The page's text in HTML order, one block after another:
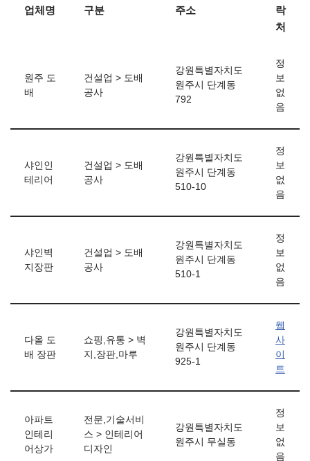
업체명 구분 주소
락
처
원주 도
배
건설업 > 도배
공사
강원특별자치도
원주시 단계동
792
정
보
없
음
샤인인
테리어
건설업 > 도배
공사
강원특별자치도
원주시 단계동
510-10
정
보
없
음
샤인벽
지장판
건설업 > 도배
공사
강원특별자치도
원주시 단계동
510-1
정
보
없
음
다올 도
배 장판
쇼핑,유통 > 벽
지,장판,마루
강원특별자치도
원주시 단계동
925-1
웹
사
이
트
아파트
인테리
어상가
전문,기술서비
스 > 인테리어
디자인
강원특별자치도
원주시 무실동
정
보
없
음